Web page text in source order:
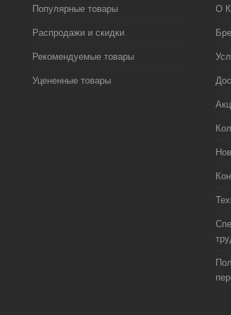
Популярные товары
Распродажи и скидки
Рекомендуемые товары
Уцененные товары
О